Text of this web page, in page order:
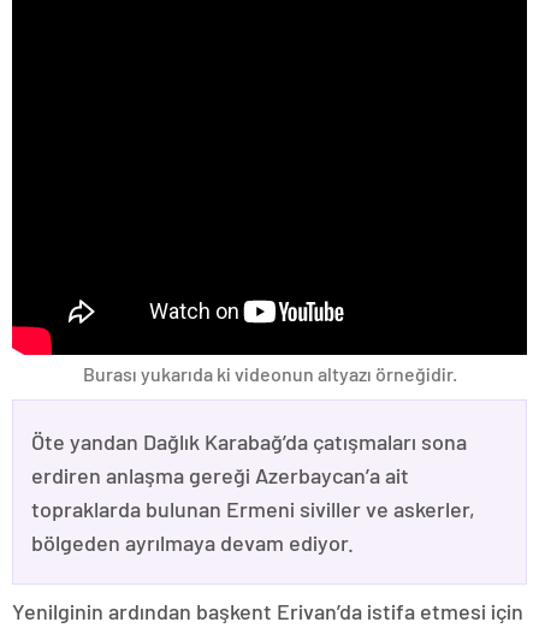
Burası yukarıda ki videonun altyazı örneğidir.
Öte yandan Dağlık Karabağ’da çatışmaları sona
erdiren anlaşma gereği Azerbaycan’a ait
topraklarda bulunan Ermeni siviller ve askerler,
bölgeden ayrılmaya devam ediyor.
Yenilginin ardından başkent Erivan’da istifa etmesi için